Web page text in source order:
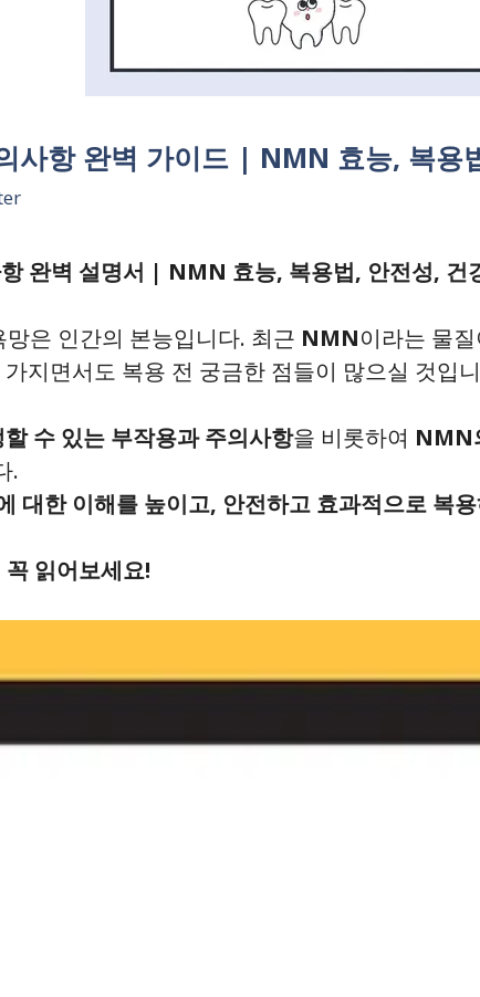
사항 완벽 가이드 | NMN 효능, 복용
완벽 설명서 | NMN 효능, 복용법, 안전성, 건
은 인간의 본능입니다. 최근 NMN이라는 물
지면서도 복용 전 궁금한 점들이 많으실 것입
수 있는 부작용과 주의사항을 비롯하여 NMN
.
대한 이해를 높이고, 안전하고 효과적으로 복
읽어보세요!